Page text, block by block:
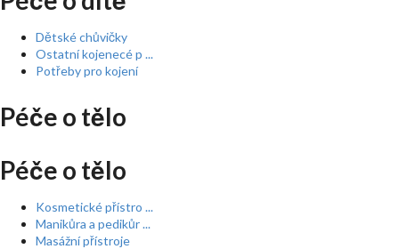
Dětské chůvičky
Ostatní kojenecé p ...
Potřeby pro kojení
Péče o tělo
Péče o tělo
Kosmetické přístro ...
Manikůra a pedikůr ...
Masážní přístroje